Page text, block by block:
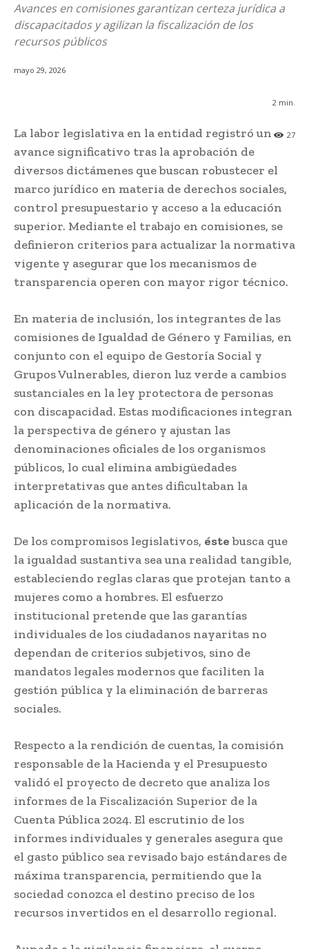
Avances en comisiones garantizan certeza jurídica a
discapacitados y agilizan la fiscalización de los
recursos públicos
mayo 29, 2026
2 min.
27
La labor legislativa en la entidad registró un
avance significativo tras la aprobación de
diversos dictámenes que buscan robustecer el
marco jurídico en materia de derechos sociales,
control presupuestario y acceso a la educación
superior. Mediante el trabajo en comisiones, se
definieron criterios para actualizar la normativa
vigente y asegurar que los mecanismos de
transparencia operen con mayor rigor técnico.
En materia de inclusión, los integrantes de las
comisiones de Igualdad de Género y Familias, en
conjunto con el equipo de Gestoría Social y
Grupos Vulnerables, dieron luz verde a cambios
sustanciales en la ley protectora de personas
con discapacidad. Estas modificaciones integran
la perspectiva de género y ajustan las
denominaciones oficiales de los organismos
públicos, lo cual elimina ambigüedades
interpretativas que antes dificultaban la
aplicación de la normativa.
De los compromisos legislativos, éstebusca que
la igualdad sustantiva sea una realidad tangible,
estableciendo reglas claras que protejan tanto a
mujeres como a hombres. El esfuerzo
institucional pretende que las garantías
individuales de los ciudadanos nayaritas no
dependan de criterios subjetivos, sino de
mandatos legales modernos que faciliten la
gestión pública y la eliminación de barreras
sociales.
Respecto a la rendición de cuentas, la comisión
responsable de la Hacienda y el Presupuesto
validó el proyecto de decreto que analiza los
informes de la Fiscalización Superior de la
Cuenta Pública 2024. El escrutinio de los
informes individuales y generales asegura que
el gasto público sea revisado bajo estándares de
máxima transparencia, permitiendo que la
sociedad conozca el destino preciso de los
recursos invertidos en el desarrollo regional.